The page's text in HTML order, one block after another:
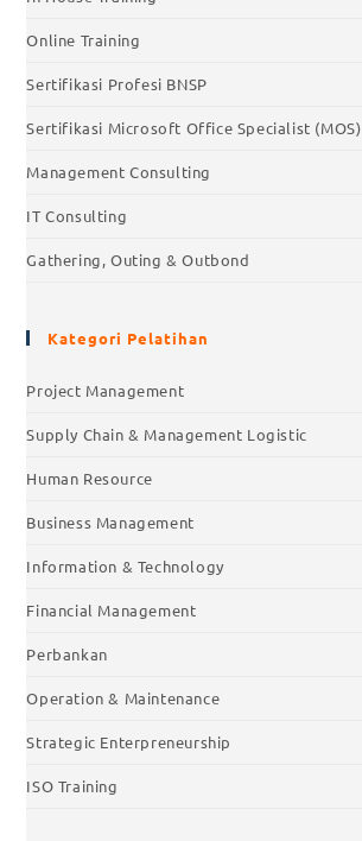
Online Training
Sertifikasi Profesi BNSP
Sertifikasi Microsoft Office Specialist (MOS)
Management Consulting
IT Consulting
Gathering, Outing & Outbond
Kategori Pelatihan
Project Management
Supply Chain & Management Logistic
Human Resource
Business Management
Information & Technology
Financial Management
Perbankan
Operation & Maintenance
Strategic Enterpreneurship
ISO Training